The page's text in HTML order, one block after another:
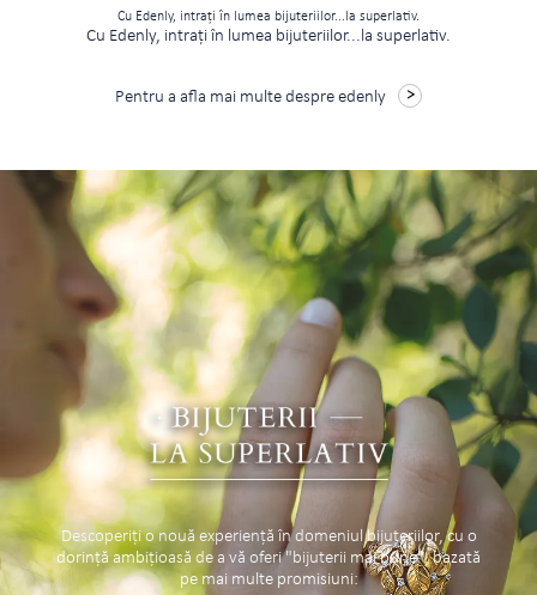
Cu Edenly, intrați în lumea bijuteriilor...la superlativ.
Cu Edenly, intrați în lumea bijuteriilor...la superlativ.
Pentru a afla mai multe despre edenly
Descoperiți o nouă experiență în domeniul bijuteriilor, cu o
dorință ambițioasă de a vă oferi "bijuterii mai bune", bazată
pe mai multe promisiuni: